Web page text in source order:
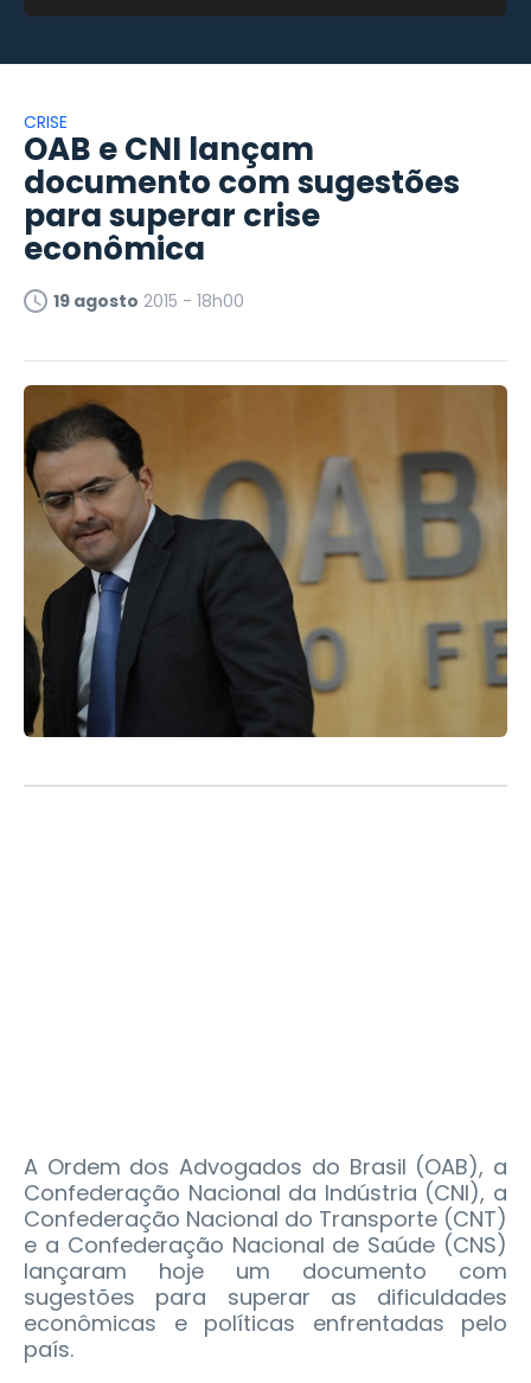
CRISE
OAB e CNI lançam
documento com sugestões
para superar crise
econômica
19 agosto 2015 - 18h00
A Ordem dos Advogados do Brasil (OAB), a
Confederação Nacional da Indústria (CNI), a
Confederação Nacional do Transporte (CNT)
e a Confederação Nacional de Saúde (CNS)
lançaram hoje um documento com
sugestões para superar as dificuldades
econômicas e políticas enfrentadas pelo
país.